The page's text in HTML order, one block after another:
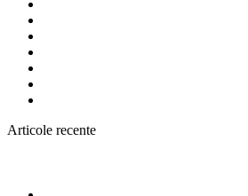
Articole recente